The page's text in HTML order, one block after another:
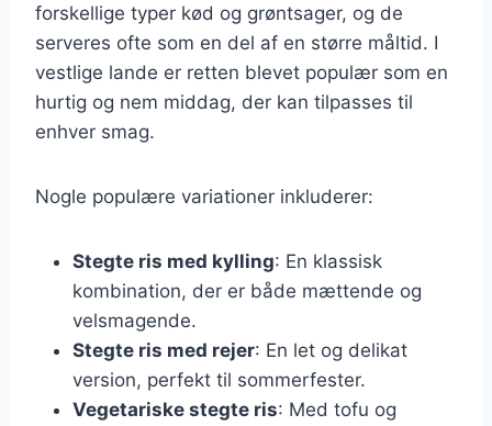
forskellige typer kød og grøntsager, og de
serveres ofte som en del af en større måltid. I
vestlige lande er retten blevet populær som en
hurtig og nem middag, der kan tilpasses til
enhver smag.
Nogle populære variationer inkluderer:
Stegte ris med kylling: En klassisk
kombination, der er både mættende og
velsmagende.
Stegte ris med rejer: En let og delikat
version, perfekt til sommerfester.
Vegetariske stegte ris: Med tofu og